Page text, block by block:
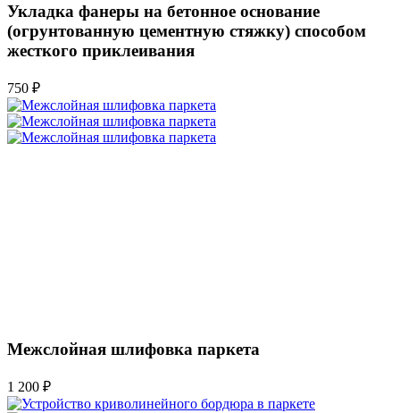
Укладка фанеры на бетонное основание
(огрунтованную цементную стяжку) способом
жесткого приклеивания
750 ₽
Межслойная шлифовка паркета
1 200 ₽